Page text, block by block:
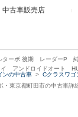
中古車販売店
ゼルターボ 後期 レー
アンドロイドオート
ンの中古車 Cクラスワゴ
・東京都町田市の中古車詳